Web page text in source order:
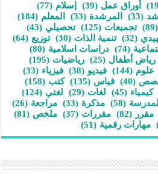
أوراق عمل (39) إسلام (77)
(33) المرشدة (33) المعلم (184)
(89) تجميعات (125) تحصيلي (43)
(32) تنمية الذات (30) توزيع (64)
(74) دراسات اسلامية (80)
رياض أطفال (25) رياضيات (195)
علوم (144) فيديو (38) فيزياء (33)
(40) قياس (135) كتب (158)
كيمياء (45) لغات (29) لغتي (124)
(58) مذكرة (33) مراجعة (26)
مقرر (82) مقررات (37) ملخص (81)
مهارات رقمية (51)